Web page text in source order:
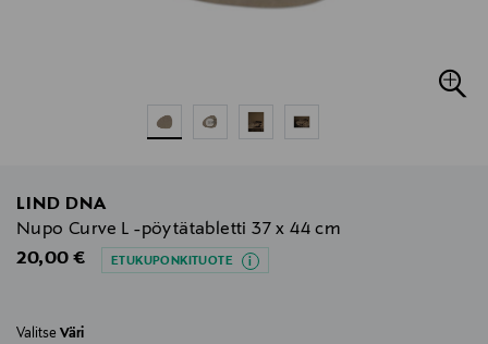
LIND DNA
Nupo Curve L -pöytätabletti 37 x 44 cm
Original Price
20,00 € ETUKUPONKITUOTE
Valitse Väri